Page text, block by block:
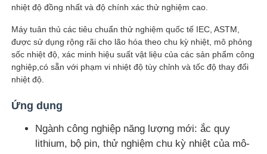
Tham quan nhà máy
Liên hệ chúng tôi
nhiệt độ đồng nhất và độ chính xác thử nghiệm cao.
Máy tuân thủ các tiêu chuẩn thử nghiệm quốc tế IEC, ASTM,
được sử dụng rộng rãi cho lão hóa theo chu kỳ nhiệt, mô phỏng
sốc nhiệt độ, xác minh hiệu suất vật liệu của các sản phẩm công
nghiệp,có sẵn với phạm vi nhiệt độ tùy chỉnh và tốc độ thay đổi
nhiệt độ.
Ứng dụng
Ngành công nghiệp năng lượng mới: ắc quy
lithium, bộ pin, thử nghiệm chu kỳ nhiệt của mô-